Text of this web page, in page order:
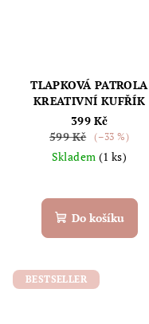
TLAPKOVÁ PATROLA
KREATIVNÍ KUFŘÍK
399 Kč
599 Kč
(–33 %)
Skladem (1 ks)
Do košíku
BESTSELLER